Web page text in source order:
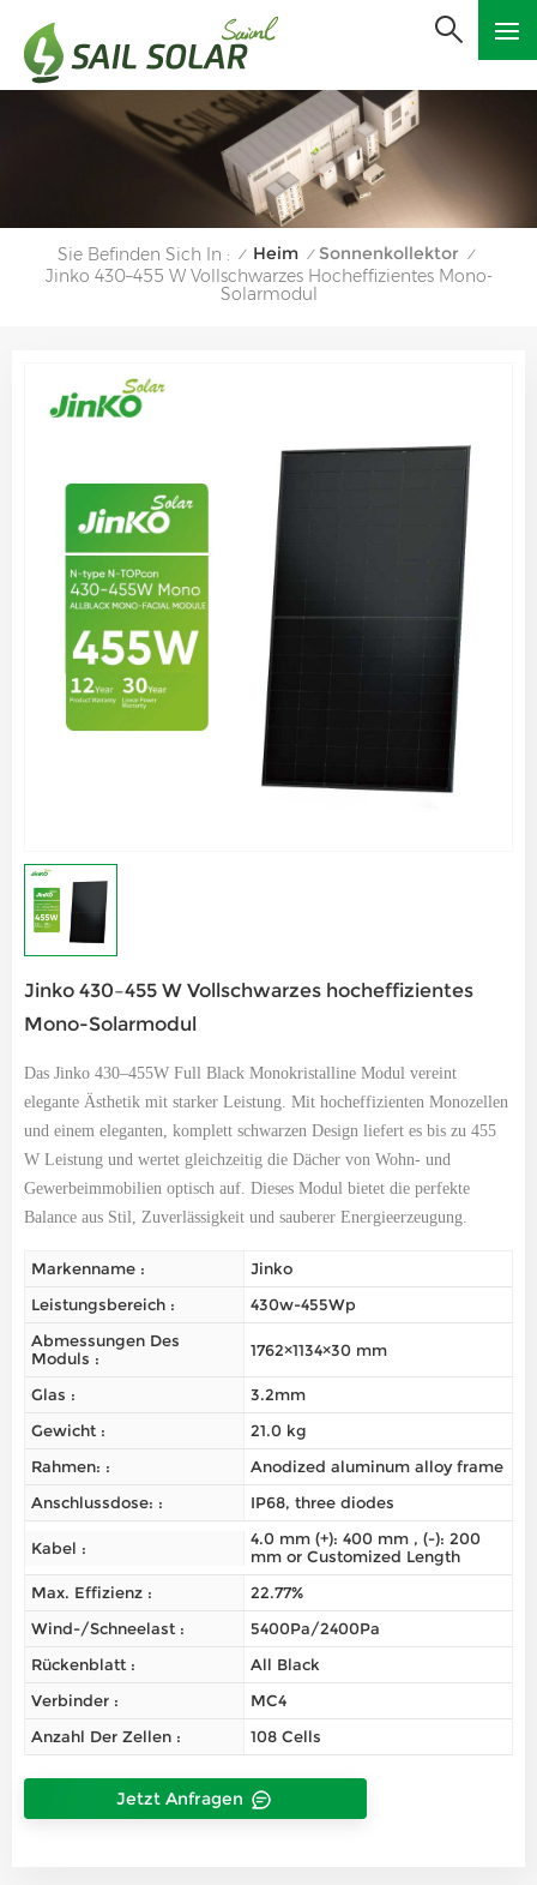
Sie Befinden Sich In : / Heim / Sonnenkollektor /
Jinko 430–455 W Vollschwarzes Hocheffizientes Mono-
Solarmodul
Jinko 430–455 W Vollschwarzes hocheffizientes
Mono-Solarmodul
Das Jinko 430–455W Full Black Monokristalline Modul vereint
elegante Ästhetik mit starker Leistung. Mit hocheffizienten Monozellen
und einem eleganten, komplett schwarzen Design liefert es bis zu 455
W Leistung und wertet gleichzeitig die Dächer von Wohn- und
Gewerbeimmobilien optisch auf. Dieses Modul bietet die perfekte
Balance aus Stil, Zuverlässigkeit und sauberer Energieerzeugung.
Markenname :
Jinko
Leistungsbereich :
430w-455Wp
Abmessungen Des
Moduls :
1762×1134×30 mm
Glas :
3.2mm
Gewicht :
21.0 kg
Rahmen: :
Anodized aluminum alloy frame
Anschlussdose: :
IP68, three diodes
Kabel :
4.0 mm (+): 400 mm , (-): 200
mm or Customized Length
Max. Effizienz :
22.77%
Wind-/Schneelast :
5400Pa/2400Pa
Rückenblatt :
All Black
Verbinder :
MC4
Anzahl Der Zellen :
108 Cells
Jetzt Anfragen